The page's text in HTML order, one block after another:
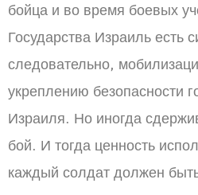
бойца и во время боевых
Государства Израиль есть
следовательно,
укреплению безопасности
Израиля. Но иногда
бой. И тогда ценность
каждый солдат должен